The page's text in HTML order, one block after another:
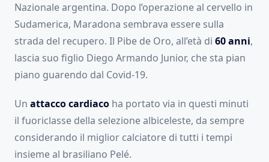
Nazionale argentina. Dopo l’operazione al cervello in
Sudamerica, Maradona sembrava essere sulla
strada del recupero. Il Pibe de Oro, all’età di 60 anni,
lascia suo figlio Diego Armando Junior, che sta pian
piano guarendo dal Covid-19.
Un attacco cardiaco ha portato via in questi minuti
il fuoriclasse della selezione albiceleste, da sempre
considerando il miglior calciatore di tutti i tempi
insieme al brasiliano Pelé.